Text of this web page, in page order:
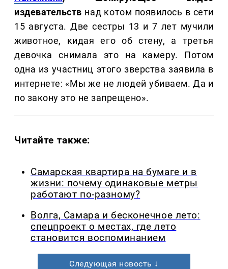
издевательств над котом появилось в сети
15 августа. Две сестры 13 и 7 лет мучили
животное, кидая его об стену, а третья
девочка снимала это на камеру. Потом
одна из участниц этого зверства заявила в
интернете: «Мы же не людей убиваем. Да и
по закону это не запрещено».
Читайте также:
Самарская квартира на бумаге и в
жизни: почему одинаковые метры
работают по-разному?
Волга, Самара и бесконечное лето:
спецпроект о местах, где лето
становится воспоминанием
Следующая новость ↓